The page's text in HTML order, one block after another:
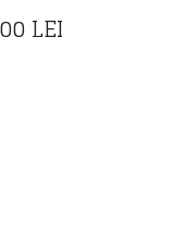
LEI